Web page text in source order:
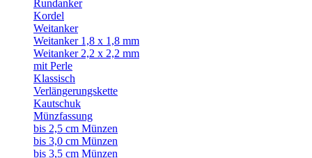
Rundanker
Kordel
Weitanker
Weitanker 1,8 x 1,8 mm
Weitanker 2,2 x 2,2 mm
mit Perle
Klassisch
Verlängerungskette
Kautschuk
Münzfassung
bis 2,5 cm Münzen
bis 3,0 cm Münzen
bis 3,5 cm Münzen